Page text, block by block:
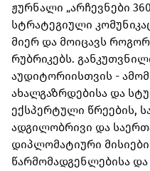
ჟურნალი „არჩევნები
სტრატეგიული
მიერ და მოიცავს
რუბრიკებს.
აუდიტორიისთვის -
ახალგაზრდებისა და
ექსპერტული წრეების,
ადგილობრივი და
დიპლომატიური
წარმომადგენლებისა